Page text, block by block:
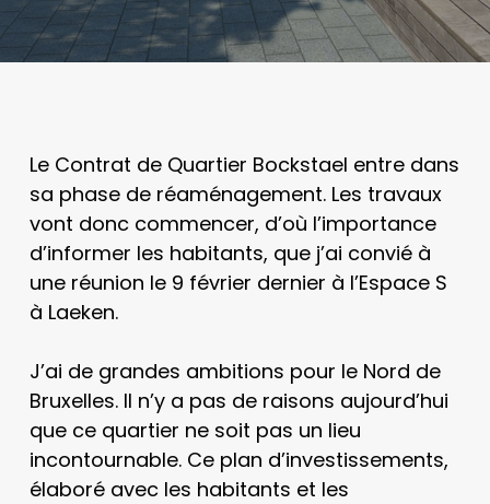
Le Contrat de Quartier Bockstael entre dans
sa phase de réaménagement. Les travaux
vont donc commencer, d’où l’importance
d’informer les habitants, que j’ai convié à
une réunion le 9 février dernier à l’Espace S
à Laeken.
J’ai de grandes ambitions pour le Nord de
Bruxelles. Il n’y a pas de raisons aujourd’hui
que ce quartier ne soit pas un lieu
incontournable. Ce plan d’investissements,
élaboré avec les habitants et les